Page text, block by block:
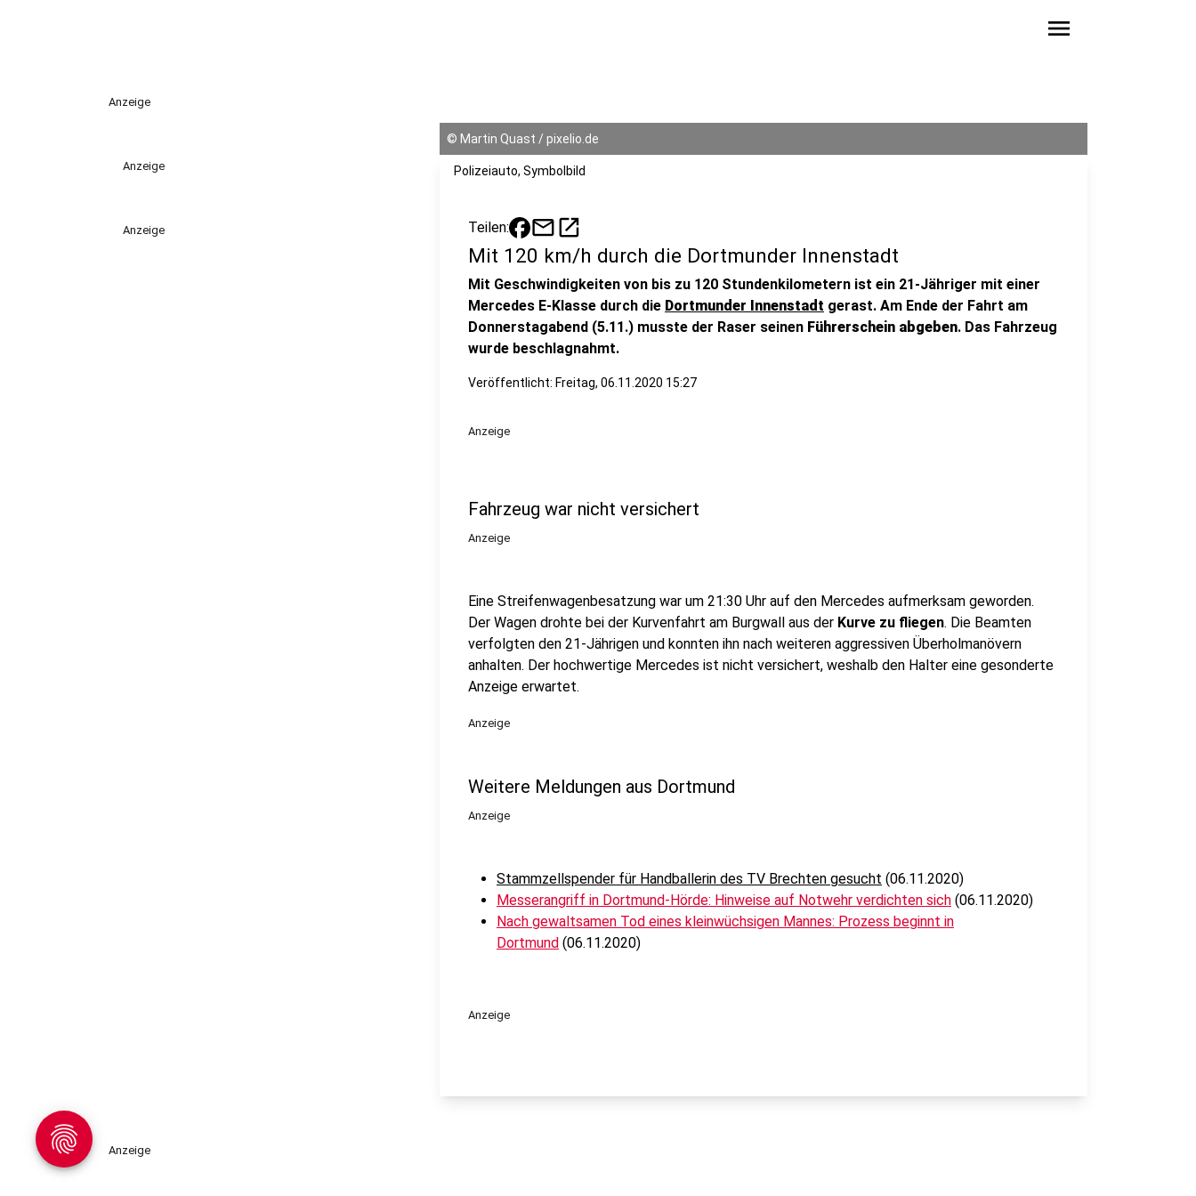
menu
Anzeige
Anzeige
Anzeige
© Martin Quast / pixelio.de
Polizeiauto, Symbolbild
Teilen: mailopen_in_new
Mit 120 km/h durch die Dortmunder Innenstadt
Mit Geschwindigkeiten von bis zu 120 Stundenkilometern ist ein 21-Jähriger mit einer
Mercedes E-Klasse durch die Dortmunder Innenstadt gerast. Am Ende der Fahrt am
Donnerstagabend (5.11.) musste der Raser seinen Führerschein abgeben. Das Fahrzeug
wurde beschlagnahmt.
Veröffentlicht: Freitag, 06.11.2020 15:27
Anzeige
Fahrzeug war nicht versichert
Anzeige
Eine Streifenwagenbesatzung war um 21:30 Uhr auf den Mercedes aufmerksam geworden.
Der Wagen drohte bei der Kurvenfahrt am Burgwall aus der Kurve zu fliegen. Die Beamten
verfolgten den 21-Jährigen und konnten ihn nach weiteren aggressiven Überholmanövern
anhalten. Der hochwertige Mercedes ist nicht versichert, weshalb den Halter eine gesonderte
Anzeige erwartet.
Anzeige
Weitere Meldungen aus Dortmund
Anzeige
Stammzellspender für Handballerin des TV Brechten gesucht (06.11.2020)
Messerangriff in Dortmund-Hörde: Hinweise auf Notwehr verdichten sich (06.11.2020)
Nach gewaltsamen Tod eines kleinwüchsigen Mannes: Prozess beginnt in
Dortmund (06.11.2020)
Anzeige
Anzeige